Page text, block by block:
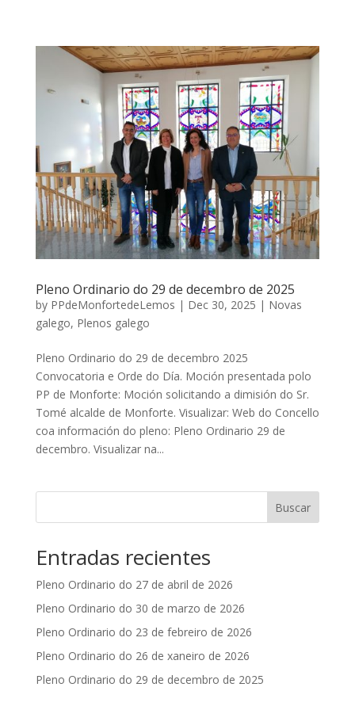
Pleno Ordinario do 29 de decembro de 2025
by PPdeMonfortedeLemos | Dec 30, 2025 | Novas
galego, Plenos galego
Pleno Ordinario do 29 de decembro 2025
Convocatoria e Orde do Día. Moción presentada polo
PP de Monforte: Moción solicitando a dimisión do Sr.
Tomé alcalde de Monforte. Visualizar: Web do Concello
coa información do pleno: Pleno Ordinario 29 de
decembro. Visualizar na...
Buscar
Entradas recientes
Pleno Ordinario do 27 de abril de 2026
Pleno Ordinario do 30 de marzo de 2026
Pleno Ordinario do 23 de febreiro de 2026
Pleno Ordinario do 26 de xaneiro de 2026
Pleno Ordinario do 29 de decembro de 2025